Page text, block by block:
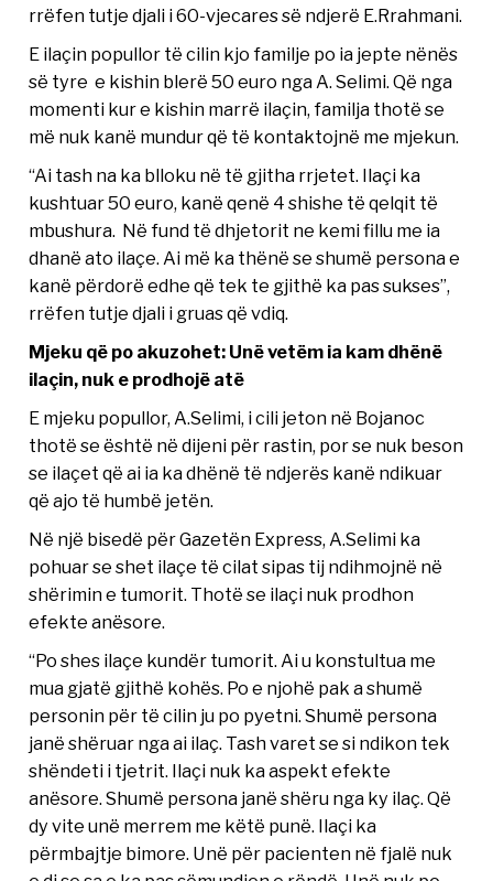
rrëfen tutje djali i 60-vjecares së ndjerë E.Rrahmani.
E ilaçin popullor të cilin kjo familje po ia jepte nënës
së tyre e kishin blerë 50 euro nga A. Selimi. Që nga
momenti kur e kishin marrë ilaçin, familja thotë se
më nuk kanë mundur që të kontaktojnë me mjekun.
“Ai tash na ka blloku në të gjitha rrjetet. Ilaçi ka
kushtuar 50 euro, kanë qenë 4 shishe të qelqit të
mbushura. Në fund të dhjetorit ne kemi fillu me ia
dhanë ato ilaçe. Ai më ka thënë se shumë persona e
kanë përdorë edhe që tek te gjithë ka pas sukses”,
rrëfen tutje djali i gruas që vdiq.
Mjeku që po akuzohet: Unë vetëm ia kam dhënë
ilaçin, nuk e prodhojë atë
E mjeku popullor, A.Selimi, i cili jeton në Bojanoc
thotë se është në dijeni për rastin, por se nuk beson
se ilaçet që ai ia ka dhënë të ndjerës kanë ndikuar
që ajo të humbë jetën.
Në një bisedë për Gazetën Express, A.Selimi ka
pohuar se shet ilaçe të cilat sipas tij ndihmojnë në
shërimin e tumorit. Thotë se ilaçi nuk prodhon
efekte anësore.
“Po shes ilaçe kundër tumorit. Ai u konstultua me
mua gjatë gjithë kohës. Po e njohë pak a shumë
personin për të cilin ju po pyetni. Shumë persona
janë shëruar nga ai ilaç. Tash varet se si ndikon tek
shëndeti i tjetrit. Ilaçi nuk ka aspekt efekte
anësore. Shumë persona janë shëru nga ky ilaç. Që
dy vite unë merrem me këtë punë. Ilaçi ka
përmbajtje bimore. Unë për pacienten në fjalë nuk